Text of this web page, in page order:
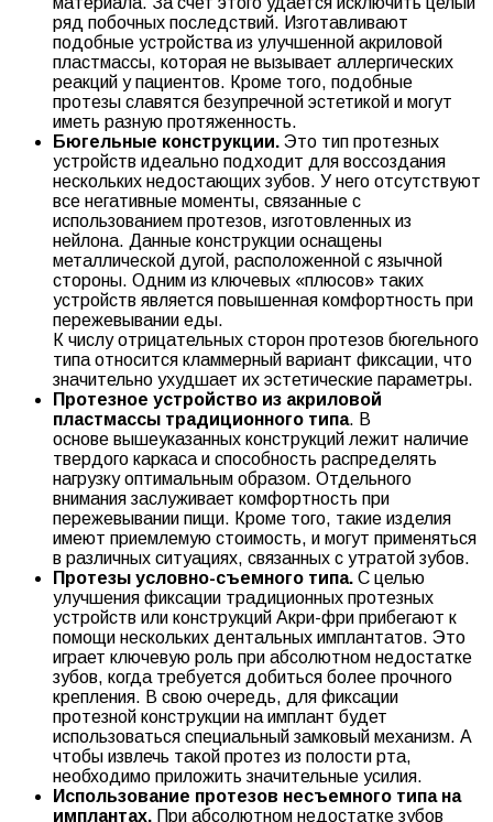
ряд побочных последствий. Изготавливают
подобные устройства из улучшенной акриловой
пластмассы, которая не вызывает аллергических
реакций у пациентов. Кроме того, подобные
протезы славятся безупречной эстетикой и могут
иметь разную протяженность.
Бюгельные конструкции. Это тип протезных
устройств идеально подходит для воссоздания
нескольких недостающих зубов. У него отсутствуют
все негативные моменты, связанные с
использованием протезов, изготовленных из
нейлона. Данные конструкции оснащены
металлической дугой, расположенной с язычной
стороны. Одним из ключевых «плюсов» таких
устройств является повышенная комфортность при
пережевывании еды.
К числу отрицательных сторон протезов бюгельного
типа относится кламмерный вариант фиксации, что
значительно ухудшает их эстетические параметры.
Протезное устройство из акриловой
пластмассы традиционного типа. В
основе вышеуказанных конструкций лежит наличие
твердого каркаса и способность распределять
нагрузку оптимальным образом. Отдельного
внимания заслуживает комфортность при
пережевывании пищи. Кроме того, такие изделия
имеют приемлемую стоимость, и могут применяться
в различных ситуациях, связанных с утратой зубов.
Протезы условно-съемного типа. С целью
улучшения фиксации традиционных протезных
устройств или конструкций Акри-фри прибегают к
помощи нескольких дентальных имплантатов. Это
играет ключевую роль при абсолютном недостатке
зубов, когда требуется добиться более прочного
крепления. В свою очередь, для фиксации
протезной конструкции на имплант будет
использоваться специальный замковый механизм. А
чтобы извлечь такой протез из полости рта,
необходимо приложить значительные усилия.
Использование протезов несъемного типа на
имплантах. При абсолютном недостатке зубов